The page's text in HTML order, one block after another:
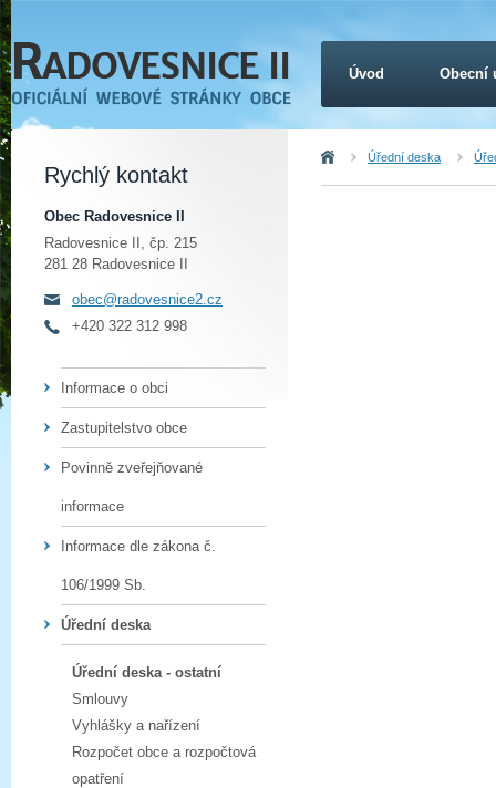
Úvod Úřední deska
Rychlý kontakt
Obec Radovesnice II
Radovesnice II, čp. 215
281 28 Radovesnice II
obec@radovesnice2.cz
+420 322 312 998
Informace o obci
Zastupitelstvo obce
Povinně zveřejňované
informace
Informace dle zákona č.
106/1999 Sb.
Úřední deska
Úřední deska - ostatní
Smlouvy
Vyhlášky a nařízení
Rozpočet obce a rozpočtová
opatření
Úvod Obecní